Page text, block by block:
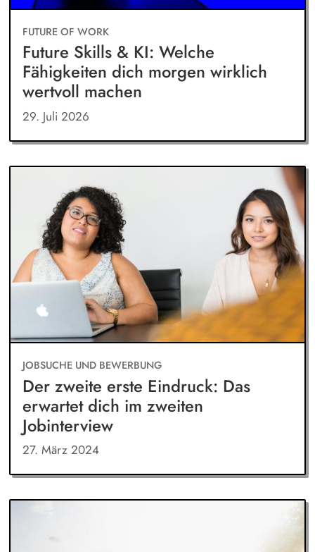
FUTURE OF WORK
Future Skills & KI: Welche
Fähigkeiten dich morgen wirklich
wertvoll machen
29. Juli 2026
JOBSUCHE UND BEWERBUNG
Der zweite erste Eindruck: Das
erwartet dich im zweiten
Jobinterview
27. März 2024